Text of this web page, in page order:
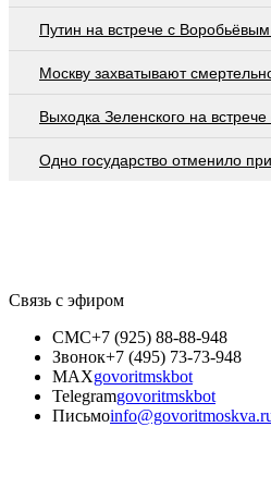
Путин на встрече с
Москву захватывают
Выходка Зеленского на
Одно государство отменило
Связь с эфиром
СМС+7 (925) 88-88-948
Звонок+7 (495) 73-73-948
MAXgovoritmskbot
Telegramgovoritmskbot
Письмо